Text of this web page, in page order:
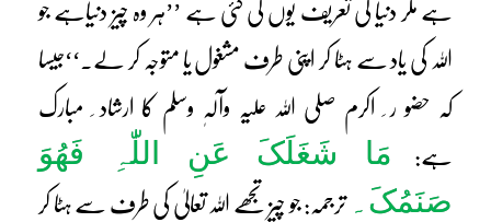
ہے مگر دنیا کی تعریف یوں کی گئی ہے ’’ہر وہ چیز دنیاہے جو
اللہ کی یاد سے ہٹا کر اپنی طرف مشغول یا متوجہ کر لے۔‘‘جیسا
کہ حضو ر ِ اکرم صلی اللہ علیہ وآلہٖ وسلم کا ارشاد ِ مبارک
ہے:
مَا شَغَلَکَ عَنِ اللّٰہِ فَھُوَ
صَنَمُکَ۔ ترجمہ: جو چیز تجھے اللہ تعالیٰ کی طرف سے ہٹا کر